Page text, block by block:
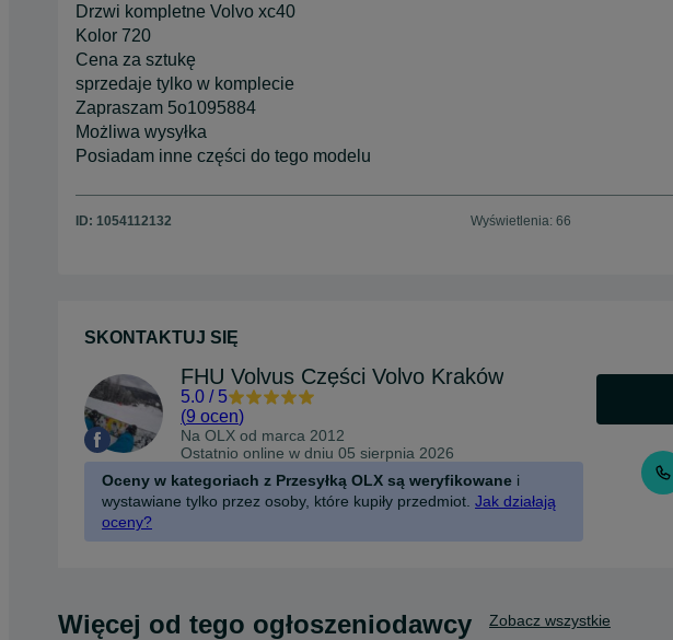
Drzwi kompletne Volvo xc40
Kolor 720
Cena za sztukę
sprzedaje tylko w komplecie
Zapraszam 5o1095884
Możliwa wysyłka
Posiadam inne części do tego modelu
ID: 1054112132 Wyświetlenia: 66
SKONTAKTUJ SIĘ
FHU Volvus Części Volvo Kraków
5.0 / 5
(9 ocen)
Na OLX od marca 2012
Ostatnio online w dniu 05 sierpnia 2026
Oceny w kategoriach z Przesyłką OLX są weryfikowane i
wystawiane tylko przez osoby, które kupiły przedmiot. Jak działają
oceny?
Więcej od tego ogłoszeniodawcy Zobacz wszystkie